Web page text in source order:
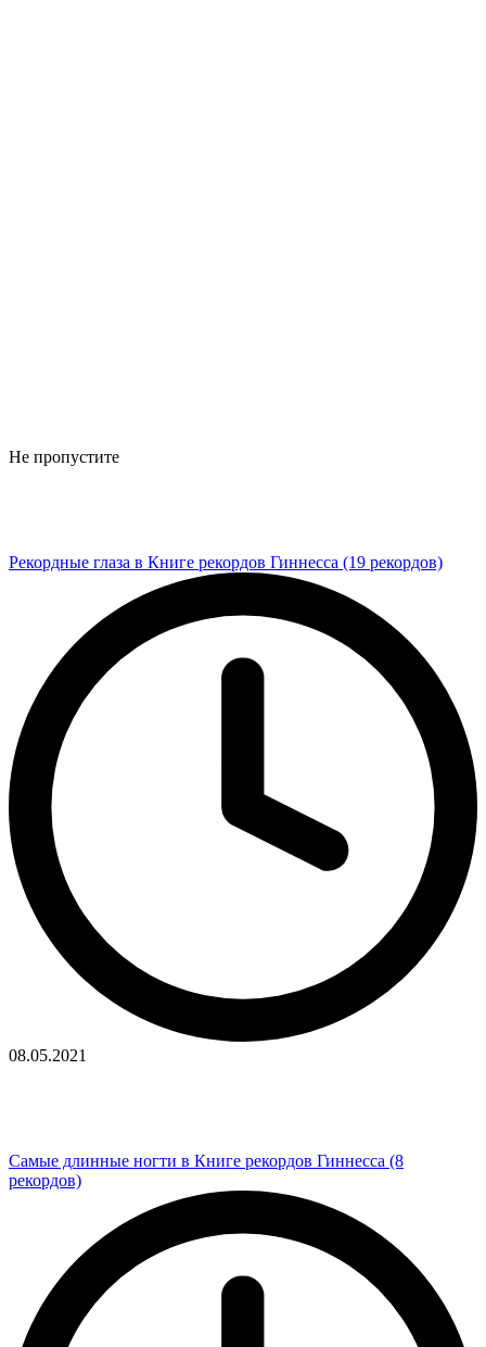
Не пропустите
Рекордные глаза в Книге рекордов Гиннесса (19 рекордов)
08.05.2021
Самые длинные ногти в Книге рекордов Гиннесса (8
рекордов)